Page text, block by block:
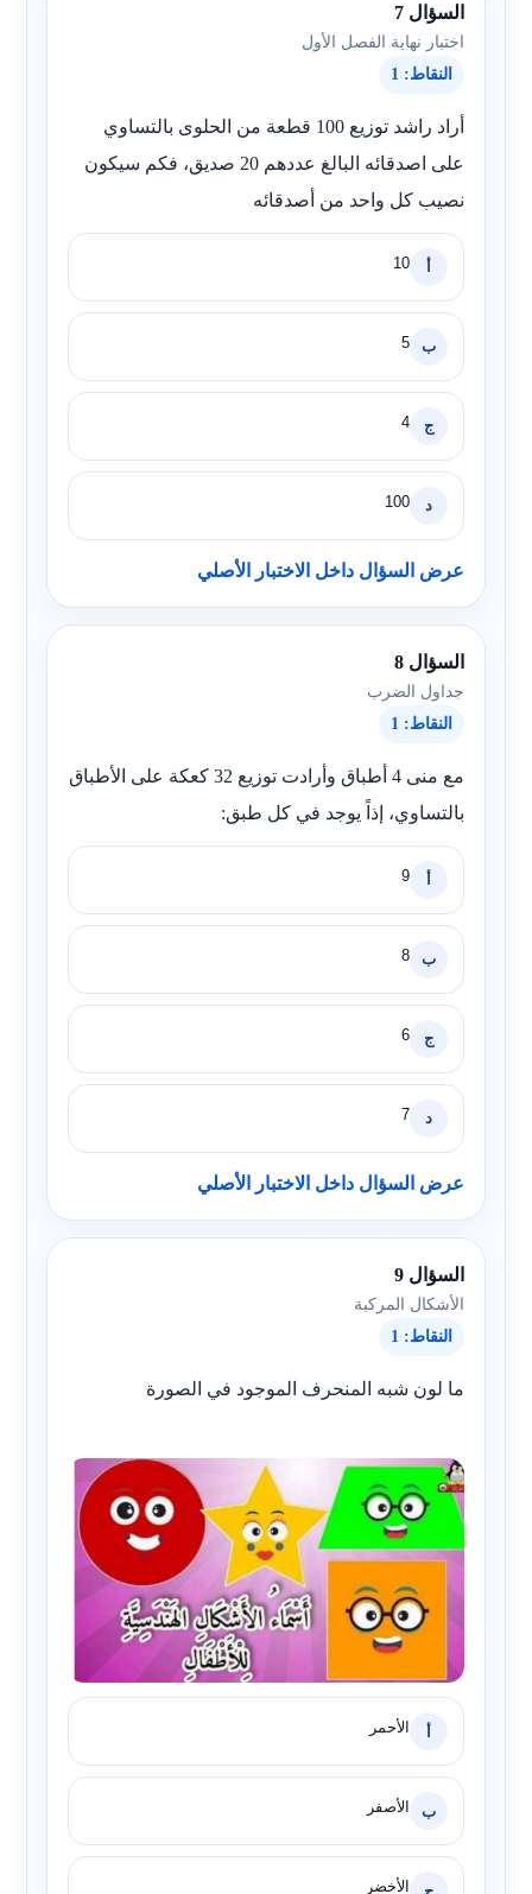
السؤال 7
اختبار نهاية الفصل الأول
النقاط: 1
أراد راشد توزيع 100 قطعة من الحلوى بالتساوي
على اصدقائه البالغ عددهم 20 صديق، فكم سيكون
نصيب كل واحد من أصدقائه
10
ب 5
ج 4
د 100
عرض السؤال داخل الاختبار الأصلي
السؤال 8
جداول الضرب
النقاط: 1
مع منى 4 أطباق وأرادت توزيع 32 كعكة على الأطباق
بالتساوي، إذاً يوجد في كل طبق:
9
ب 8
ج 6
د 7
عرض السؤال داخل الاختبار الأصلي
السؤال 9
الأشكال المركبة
النقاط: 1
ما لون شبه المنحرف الموجود في الصورة
أ الأحمر
ب الأصفر
الأخضر